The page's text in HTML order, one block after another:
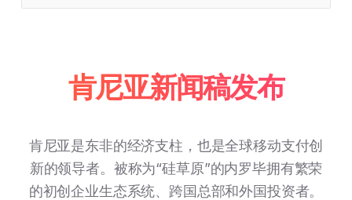
肯尼亚新闻稿发布
肯尼亚是东非的经济支柱，也是全球移动支付创
新的领导者。被称为“硅草原”的内罗毕拥有繁荣
的初创企业生态系统、跨国总部和外国投资者。